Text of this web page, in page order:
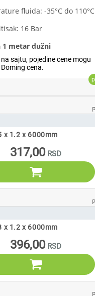
fluida: -35°C do 110°C
16 Bar
1 metar dužni
x 1.2 x 6000mm
317,00

x 1.2 x 6000mm
396,00
